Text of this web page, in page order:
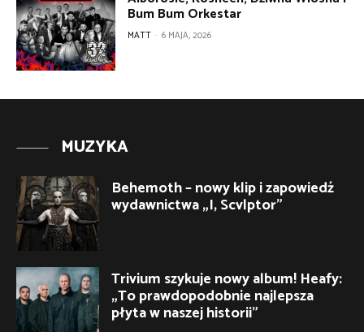
Bum Bum Orkestar
MATT - 6 MAJA, 2026
MUZYKA
Behemoth – nowy klip i zapowiedź
wydawnictwa „I, Scvlptor”
Trivium szykuje nowy album! Heafy:
„To prawdopodobnie najlepsza
płyta w naszej historii”